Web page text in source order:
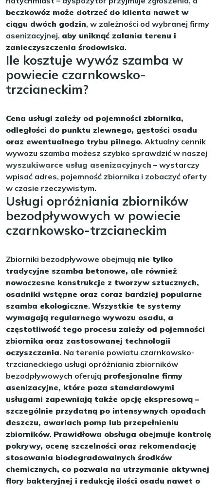
beczkowóz może dotrzeć do klienta nawet w
ciągu dwóch godzin, w zależności od wybranej firmy
asenizacyjnej, aby uniknąć zalania terenu i
zanieczyszczenia środowiska.
Ile kosztuje wywóz szamba w
powiecie czarnkowsko-
trzcianeckim?
Cena usługi zależy od pojemności zbiornika,
odległości do punktu zlewnego, gęstości osadu
oraz ewentualnego trybu pilnego. Aktualny cennik
wywozu szamba możesz szybko sprawdzić w naszej
wyszukiwarce usług asenizacyjnych – wystarczy
wpisać adres, pojemność zbiornika i zobaczyć oferty
w czasie rzeczywistym.
Usługi opróżniania zbiorników
bezodpływowych w powiecie
czarnkowsko-trzcianeckim
Zbiorniki bezodpływowe obejmują nie tylko
tradycyjne szamba betonowe, ale również
nowoczesne konstrukcje z tworzyw sztucznych,
osadniki wstępne oraz coraz bardziej popularne
szamba ekologiczne. Wszystkie te systemy
wymagają regularnego wywozu osadu, a
częstotliwość tego procesu zależy od pojemności
zbiornika oraz zastosowanej technologii
oczyszczania. Na terenie powiatu czarnkowsko-
trzcianeckiego usługi opróżniania zbiorników
bezodpływowych oferują profesjonalne firmy
asenizacyjne, które poza standardowymi
usługami zapewniają także opcję ekspresową –
szczególnie przydatną po intensywnych opadach
deszczu, awariach pomp lub przepełnieniu
zbiorników. Prawidłowa obsługa obejmuje kontrolę
pokrywy, ocenę szczelności oraz rekomendację
stosowania biodegradowalnych środków
chemicznych, co pozwala na utrzymanie aktywnej
flory bakteryjnej i redukcję ilości osadu nawet o